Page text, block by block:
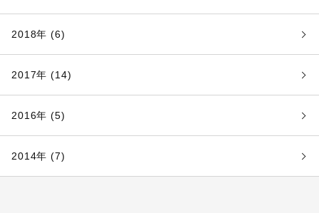
2018年 (6)
2017年 (14)
2016年 (5)
2014年 (7)